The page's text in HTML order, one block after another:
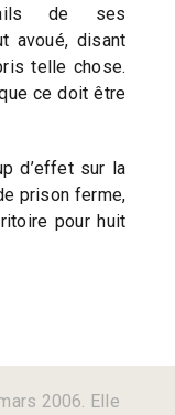
de ses
avoué, disant
telle chose.
ce doit être
d’effet sur la
prison ferme,
pour huit
2006. Elle